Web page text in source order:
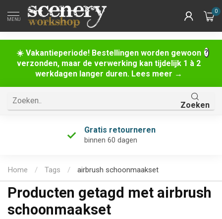
☀️ Vakantieperiode! Bestellingen worden gewoon
verzonden, maar de verwerking kan tijdelijk 1 à 2
werkdagen langer duren. Lees meer →
MENU
0
Zoeken
Gratis retourneren
binnen 60 dagen
Home / Tags / airbrush schoonmaakset
Producten getagd met airbrush
schoonmaakset